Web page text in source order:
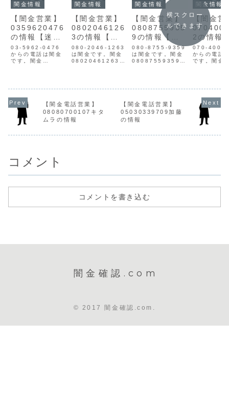
闇金情報
【闇金営業】
0359620476
の情報【迷惑
電話】
03-5962-0476
からの電話は闇金
です。闇金
融資の営業をかけ
登録もなく、信用
情報がありませ
ん。取り立て時は
攻撃的な言葉遣い
になり、嫌がらせ
を始めます。非常
闇金情報
【闇金営業】
0802046126
3の情報【迷
惑電話】
080-2046-1263
は闇金です。闇金
08020461263の
業を行います。貸
信用情報がありま
せん。取り立て時
は攻撃的な言葉遣
いになり、嫌がら
常に悪質なヤ...
闇金情報
【闇金営業】
0808755935
9の情報【迷
惑電話】
080-8755-9359
は闇金です。闇金
08087559359の
業を行います。貸
信用情報がありま
せん。取り立て時
は攻撃的な言葉遣
いになり、嫌がら
常に悪質なヤ...
闇金情報
【闇金営
2の情報
惑電話】
070-
からの電話
です。闇金
情報を一切
な信用でき
手からお金
るメリット
つもありま
ヤミ金は手
引いていき
横スクロー
ルできます
【闇金電話営業】
08080700107キタ
ムラの情報
【闇金電話営業】
05030339709加藤
の情報
コメント
コメントを書き込む
闇金確認.com
© 2017 闇金確認.com.